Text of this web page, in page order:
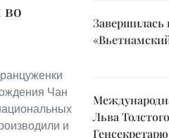
во
Чан
и
Завершилась
Льва